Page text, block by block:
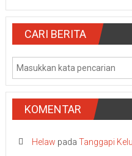
CARI BERITA
KOMENTAR
Helaw pada Tanggapi